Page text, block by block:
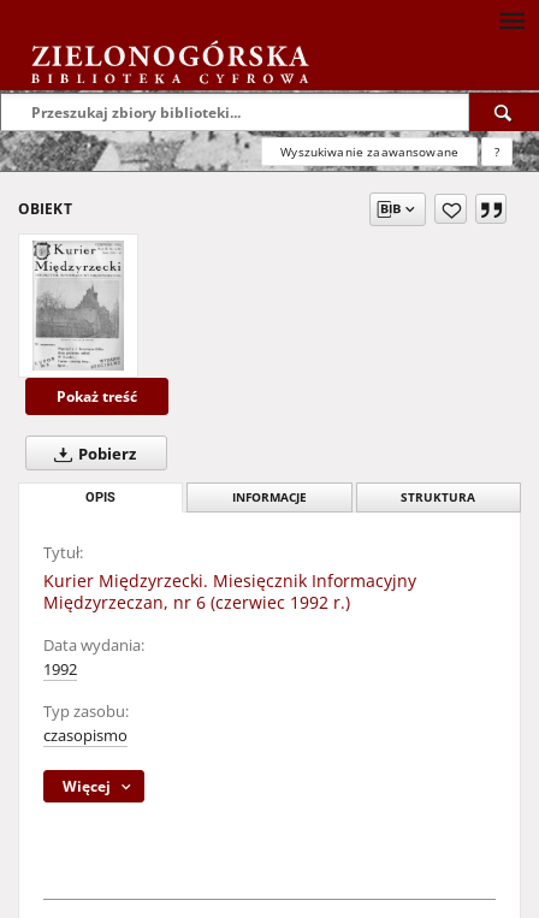
Wyszukiwanie zaawansowane ?
OBIEKT
Pokaż treść
Pobierz
OPIS INFORMACJE STRUKTURA
Tytuł:
Kurier Międzyrzecki. Miesięcznik Informacyjny
Międzyrzeczan, nr 6 (czerwiec 1992 r.)
Data wydania:
1992
Typ zasobu:
czasopismo
Więcej